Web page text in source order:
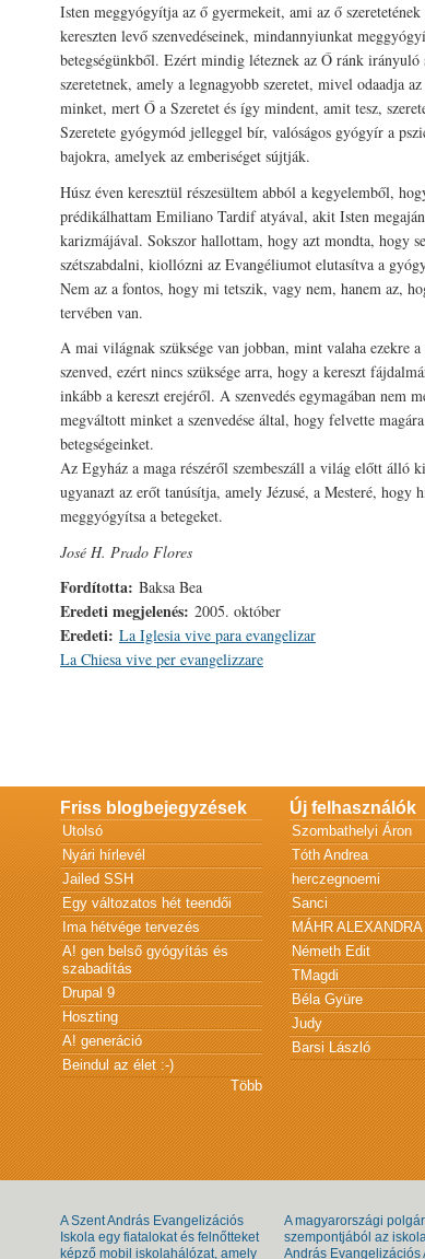
Isten meggyógyítja az ő gyermekeit, ami az ő
kereszten levő szenvedéseinek, mindannyiunkat
betegségünkből. Ezért mindig léteznek az Ő ránk irányuló
szeretetnek, amely a legnagyobb szeretet, mivel odaadja
minket, mert Ő a Szeretet és így mindent, amit tesz,
Szeretete gyógymód jelleggel bír, valóságos gyógyír a
bajokra, amelyek az emberiséget sújtják.
Húsz éven keresztül részesültem abból a kegyelemből,
prédikálhattam Emiliano Tardif atyával, akit Isten
karizmájával. Sokszor hallottam, hogy azt mondta, hogy
szétszabdalni, kiollózni az Evangéliumot elutasítva a
Nem az a fontos, hogy mi tetszik, vagy nem, hanem az,
tervében van.
A mai világnak szüksége van jobban, mint valaha ezekre
szenved, ezért nincs szüksége arra, hogy a kereszt
inkább a kereszt erejéről. A szenvedés egymagában nem
megváltott minket a szenvedése által, hogy felvette
betegségeinket.
Az Egyház a maga részéről szembeszáll a világ előtt álló
ugyanazt az erőt tanúsítja, amely Jézusé, a Mesteré, hogy
meggyógyítsa a betegeket.
José H. Prado Flores
Fordította: Baksa Bea
Eredeti megjelenés: 2005. október
Eredeti: La Iglesia vive para evangelizar
La Chiesa vive per evangelizzare
Friss blogbejegyzések
Utolsó
Nyári hírlevél
Jailed SSH
Egy változatos hét teendői
Ima hétvége tervezés
A! gen belső gyógyítás és
szabadítás
Drupal 9
Hoszting
A! generáció
Beindul az élet :-)
Több
Új felhasználók
Szombathelyi Áron
Tóth Andrea
herczegnoemi
Sanci
MÁHR ALEXANDRA
Németh Edit
TMagdi
Béla Gyüre
Judy
Barsi László
A Szent András Evangelizációs
Iskola egy fiatalokat és felnőtteket
képző mobil iskolahálózat, amely
A magyarországi
szempontjából az
András Evangelizációs